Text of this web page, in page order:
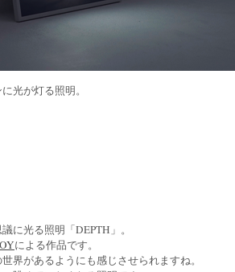
光が灯る照明。
に光る照明「DEPTH」。
による作品です。
界があるようにも感じさせられますね。